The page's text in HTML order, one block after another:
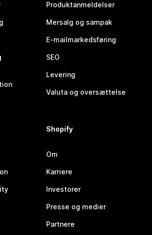
Produktanmeldelser
Mersalg og sampak
E-mailmarkedsføring
SEO
Levering
Valuta og oversættelse
Shopify
Om
Karriere
Investorer
Presse og medier
Partnere